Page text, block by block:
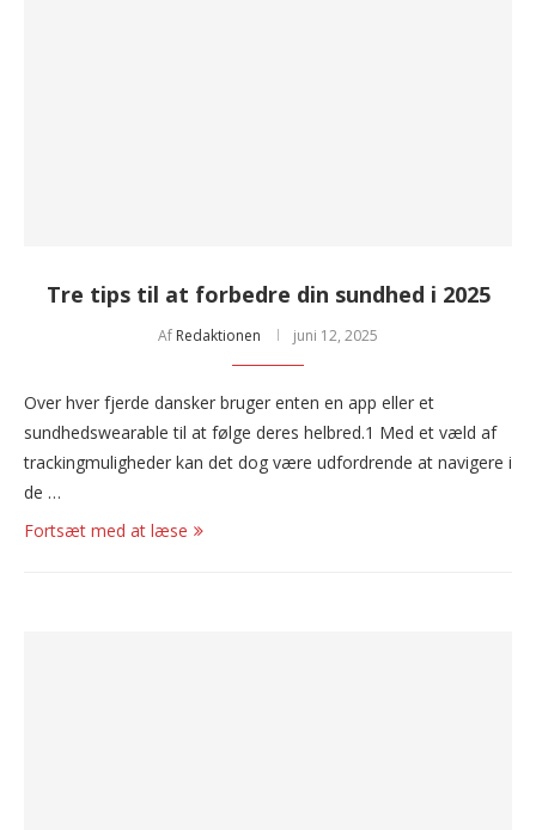
Tre tips til at forbedre din sundhed i 2025
Af Redaktionen juni 12, 2025
Over hver fjerde dansker bruger enten en app eller et
sundhedswearable til at følge deres helbred.1 Med et væld af
trackingmuligheder kan det dog være udfordrende at navigere i
de …
Fortsæt med at læse